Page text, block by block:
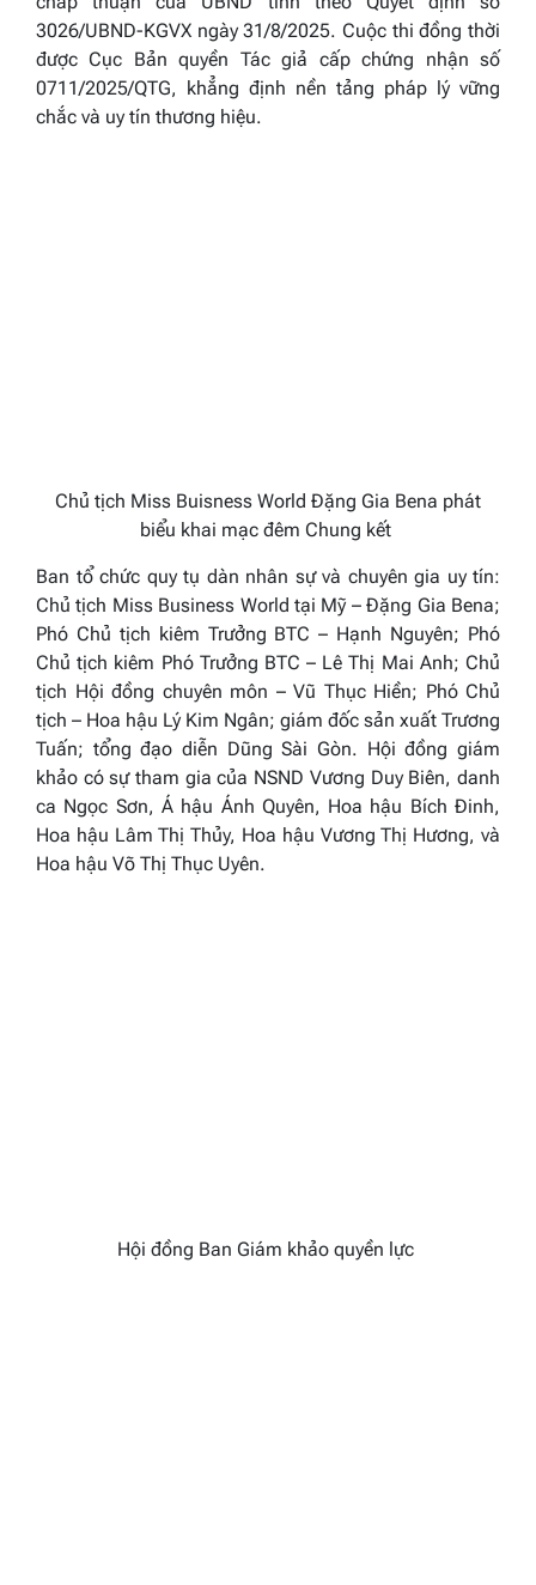
3026/UBND-KGVX ngày 31/8/2025. Cuộc thi đồng thời
được Cục Bản quyền Tác giả cấp chứng nhận số
0711/2025/QTG, khẳng định nền tảng pháp lý vững
chắc và uy tín thương hiệu.
Chủ tịch Miss Buisness World Đặng Gia Bena phát
biểu khai mạc đêm Chung kết
Ban tổ chức quy tụ dàn nhân sự và chuyên gia uy tín:
Chủ tịch Miss Business World tại Mỹ – Đặng Gia Bena;
Phó Chủ tịch kiêm Trưởng BTC – Hạnh Nguyên; Phó
Chủ tịch kiêm Phó Trưởng BTC – Lê Thị Mai Anh; Chủ
tịch Hội đồng chuyên môn – Vũ Thục Hiền; Phó Chủ
tịch – Hoa hậu Lý Kim Ngân; giám đốc sản xuất Trương
Tuấn; tổng đạo diễn Dũng Sài Gòn. Hội đồng giám
khảo có sự tham gia của NSND Vương Duy Biên, danh
ca Ngọc Sơn, Á hậu Ánh Quyên, Hoa hậu Bích Đinh,
Hoa hậu Lâm Thị Thủy, Hoa hậu Vương Thị Hương, và
Hoa hậu Võ Thị Thục Uyên.
Hội đồng Ban Giám khảo quyền lực